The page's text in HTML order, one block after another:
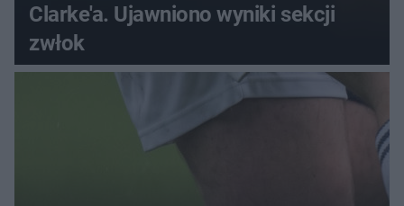
Clarke'a. Ujawniono wyniki sekcji
zwłok